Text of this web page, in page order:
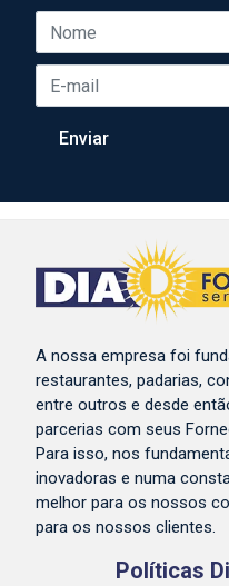
A nossa empresa foi
restaurantes, padarias,
entre outros e desde
parcerias com seus
Para isso, nos
inovadoras e numa
melhor para os nossos
para os nossos clientes.
Políticas